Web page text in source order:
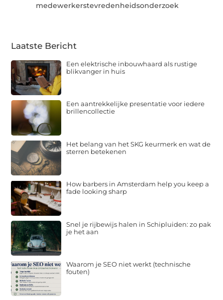
medewerkerstevredenheidsonderzoek
Laatste Bericht
Een elektrische inbouwhaard als rustige
blikvanger in huis
Een aantrekkelijke presentatie voor iedere
brillencollectie
Het belang van het SKG keurmerk en wat de
sterren betekenen
How barbers in Amsterdam help you keep a
fade looking sharp
Snel je rijbewijs halen in Schipluiden: zo pak
je het aan
Waarom je SEO niet werkt (technische
fouten)